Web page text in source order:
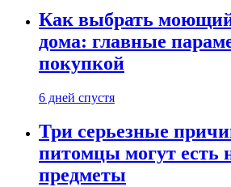
Как выбрать
дома: главные
покупкой
6 дней спустя
Три серьезные
питомцы могут есть
предметы